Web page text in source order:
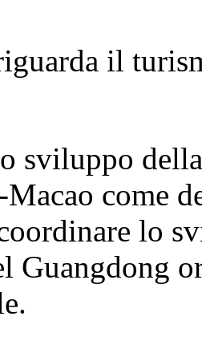
il
sviluppo
come
lo
Guangdong